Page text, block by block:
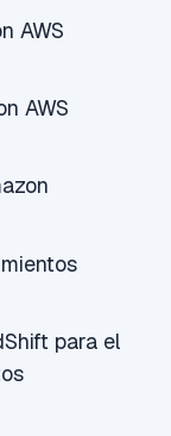
AWS
AWS
para el